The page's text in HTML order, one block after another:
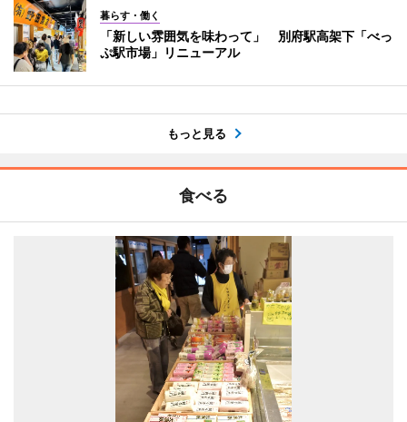
暮らす・働く
「新しい雰囲気を味わって」 別府駅高架下「べっ
ぷ駅市場」リニューアル
もっと見る
食べる